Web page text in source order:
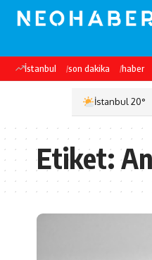
İstanbul son dakika haber
İstanbul 20°
Etiket: